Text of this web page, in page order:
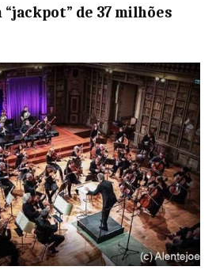
de 37 milhões